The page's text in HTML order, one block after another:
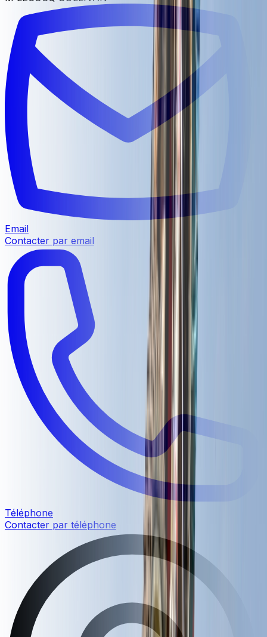
Email
Contacter par email
Téléphone
Contacter par téléphone